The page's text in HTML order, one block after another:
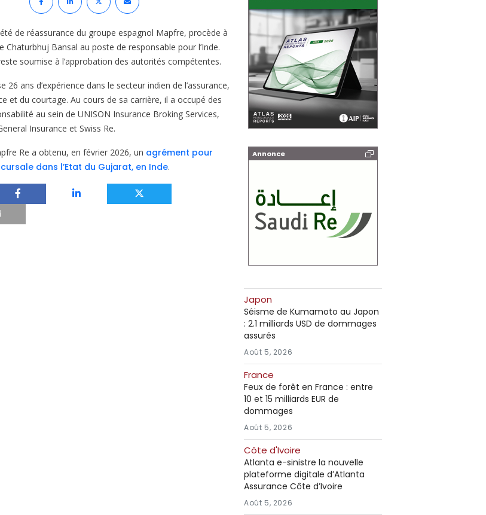
de réassurance du groupe espagnol Mapfre, procède à
Chaturbhuj Bansal au poste de responsable pour l’Inde.
soumise à l’approbation des autorités compétentes.
26 ans d’expérience dans le secteur indien de l’assurance,
et du courtage. Au cours de sa carrière, il a occupé des
au sein de UNISON Insurance Broking Services,
Insurance et Swiss Re.
Re a obtenu, en février 2026, un agrément pour
dans l’Etat du Gujarat, en Inde.
Annonce
Japon
Séisme de Kumamoto au Japon
: 2.1 milliards USD de dommages
assurés
Août 5, 2026
France
Feux de forêt en France : entre
10 et 15 milliards EUR de
dommages
Août 5, 2026
Côte d'Ivoire
Atlanta e-sinistre la nouvelle
plateforme digitale d’Atlanta
Assurance Côte d’Ivoire
Août 5, 2026